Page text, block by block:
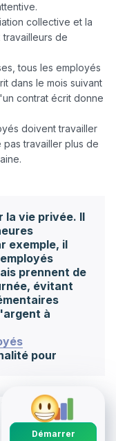
collective et la
de
tous les employés
dans le mois suivant
contrat écrit donne
doivent travailler
travailler plus de
pour
la vie privée. Il
exemple, il
prennent de
évitant
à
Démarrer